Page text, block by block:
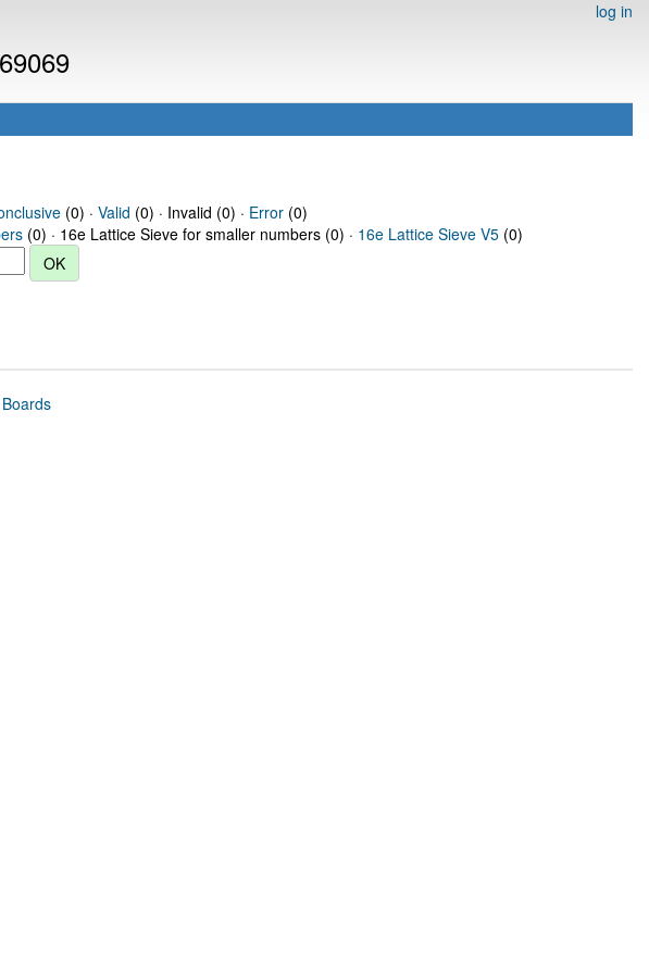
log in
(0) · Valid (0) · Invalid (0) · Error(0)
(0) · 16e Lattice Sieve for smaller numbers (0) · 16e Lattice Sieve V5 (0)